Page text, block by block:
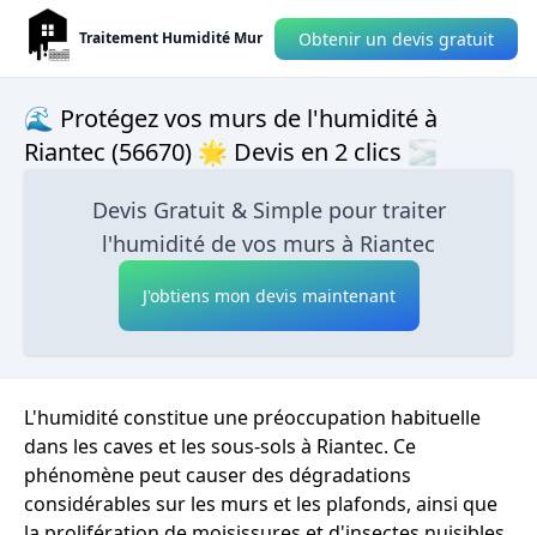
Traitement Humidité Mur Obtenir un devis gratuit
🌊 Protégez vos murs de l'humidité à
Riantec (56670) 🌟 Devis en 2 clics 🌫
Devis Gratuit & Simple pour traiter
l'humidité de vos murs à Riantec
J'obtiens mon devis maintenant
L'humidité constitue une préoccupation habituelle
dans les caves et les sous-sols à Riantec. Ce
phénomène peut causer des dégradations
considérables sur les murs et les plafonds, ainsi que